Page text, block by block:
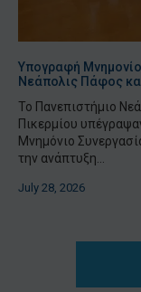
Υπογραφή
Νεάπολις Πάφος
Το Πανεπιστήμιο
Πικερμίου
Μνημόνιο
την ανάπτυξη...
July 28, 2026